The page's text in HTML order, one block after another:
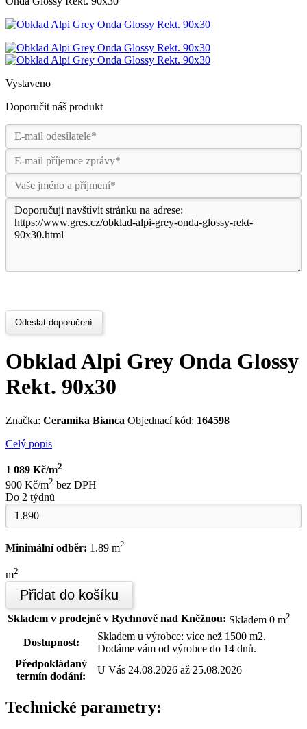
Vystaveno
Doporučit náš produkt
Odeslat doporučení
Obklad Alpi Grey Onda Glossy
Rekt. 90x30
Značka: Ceramika Bianca Objednací kód: 164598
Celý popis
1 089 Kč/m2
900 Kč/m2 bez DPH
Do 2 týdnů
Minimální odběr: 1.89 m2
m2
Přidat do košíku
Skladem v prodejně v Rychnově nad Kněžnou: Skladem 0 m2
Dostupnost:
Skladem u výrobce: více než 1500 m2.
Dodáme vám od výrobce do 14 dnů.
Předpokládaný
termín dodání:
U Vás 24.08.2026 až 25.08.2026
Technické parametry: